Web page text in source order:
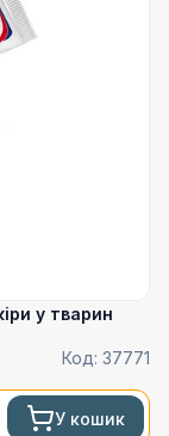
у тварин
Код: 37771
У кошик